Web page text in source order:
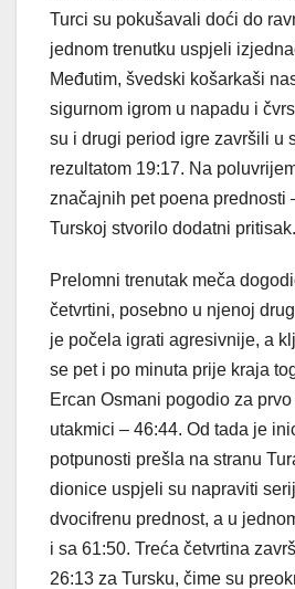
Turci su pokušavali doći do
jednom trenutku uspjeli
Međutim, švedski košarkaši
sigurnom igrom u napadu i
su i drugi period igre završili u
rezultatom 19:17. Na
značajnih pet poena prednosti
Turskoj stvorilo dodatni pritisak.
Prelomni trenutak meča
četvrtini, posebno u njenoj
je počela igrati agresivnije, a
se pet i po minuta prije kraja
Ercan Osmani pogodio za
utakmici – 46:44. Od tada je
potpunosti prešla na stranu
dionice uspjeli su napraviti
dvocifrenu prednost, a u
i sa 61:50. Treća četvrtina
26:13 za Tursku, čime su